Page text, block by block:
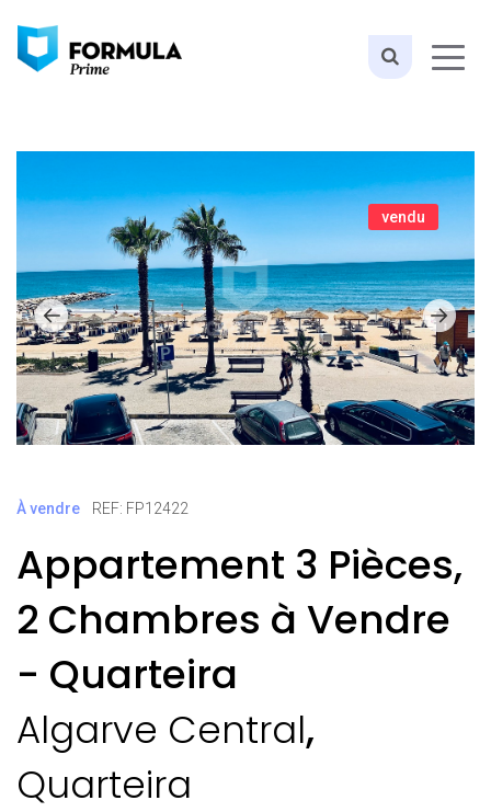
vendu
À vendre REF: FP12422
Appartement 3 Pièces,
2 Chambres à Vendre
- Quarteira
Algarve Central,
Quarteira